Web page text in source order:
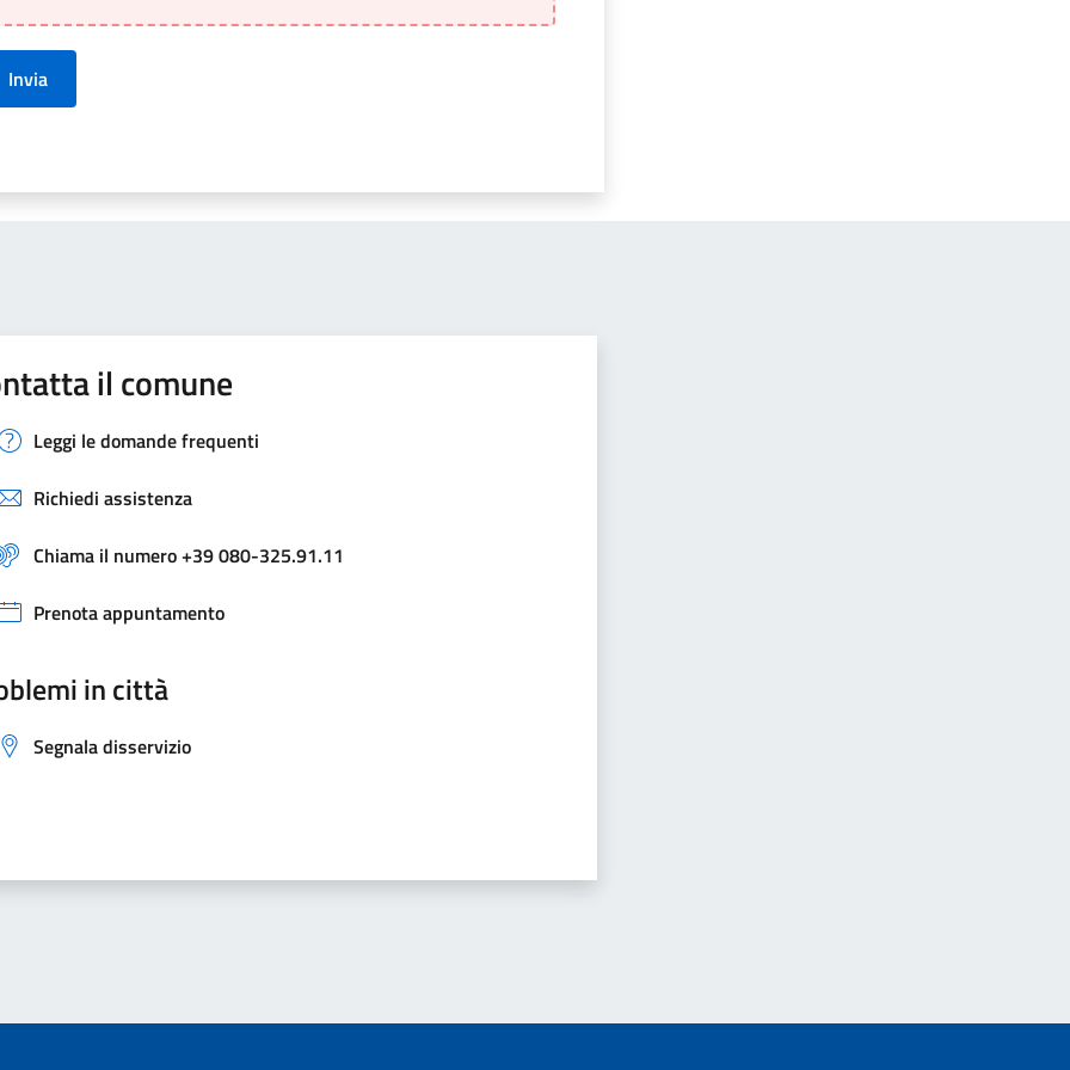
Invia
il comune
Leggi le domande frequenti
Richiedi assistenza
Chiama il numero +39 080-325.91.11
Prenota appuntamento
in città
Segnala disservizio